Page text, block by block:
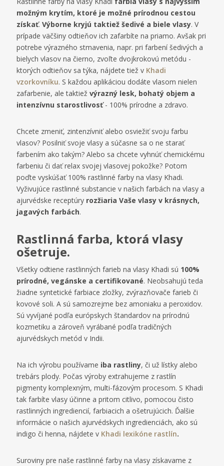
možným krytím, ktoré je možné prírodnou cestou
získať. Výborne kryjú taktiež šedivé a biele vlasy. V
prípade väčšiny odtieňov ich zafarbíte na priamo. Avšak pri
potrebe výrazného stmavenia, napr. pri farbení šedivých a
bielych vlasov na čierno, zvoľte dvojkrokovú metódu -
ktorých odtieňov sa týka, nájdete tiež v Khadi
vzorkovníku. S každou aplikáciou dodáte vlasom nielen
zafarbenie, ale taktiež výrazný lesk, bohatý objem a
intenzívnu starostlivosť- 100% prírodne a zdravo.
Chcete zmeniť, zintenzívniť alebo osviežiť svoju farbu
vlasov? Posilniť svoje vlasy a súčasne sa o ne starať
farbením ako takým? Alebo sa chcete vyhnúť chemickému
farbeniu či dať relax svojej vlasovej pokožke? Potom
poďte vyskúšať 100% rastlinné farby na vlasy Khadi.
Vyživujúce rastlinné substancie v našich farbách na vlasy a
ajurvédske receptúry rozžiaria Vaše vlasy v krásnych,
jagavých farbách.
Rastlinná farba, ktorá vlasy
ošetruje.
Všetky odtiene rastlinných farieb na vlasy Khadi sú 100%
prírodné, vegánske a certifikované. Neobsahujú teda
žiadne syntetické farbiace zložky, zvýrazňovače farieb či
kovové soli. A sú samozrejme bez amoniaku a peroxidov.
Sú vyvíjané podľa európskych štandardov na prírodnú
kozmetiku a zároveň vyrábané podľa tradičných
ajurvédskych metód v Indii.
Na ich výrobu používame iba rastliny, či už lístky alebo
trebárs plody. Počas výroby extrahujeme z rastlín
pigmenty komplexným, multi-fázovým procesom. S Khadi
tak farbíte vlasy účinne a pritom citlivo, pomocou čisto
rastlinných ingrediencií, farbiacich a ošetrujúcich. Ďalšie
informácie o našich ajurvédskych ingredienciách, ako sú
indigo či henna, nájdete v Khadi lexikóne rastlín.
Suroviny pre naše rastlinné farby na vlasy získavame z